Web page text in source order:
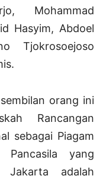
Mohammad
Hasyim, Abdoel
Tjokrosoejoso
orang ini
Rancangan
sebagai Piagam
Pancasila yang
Jakarta adalah